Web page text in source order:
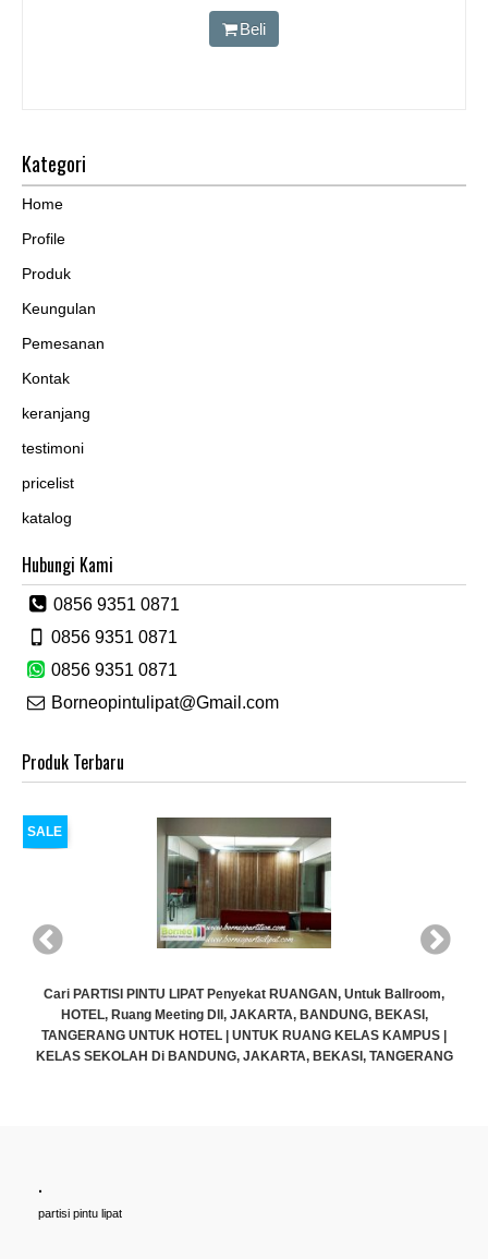
Beli
Kategori
Home
Profile
Produk
Keungulan
Pemesanan
Kontak
keranjang
testimoni
pricelist
katalog
Hubungi Kami
0856 9351 0871
0856 9351 0871
0856 9351 0871
Borneopintulipat@Gmail.com
Produk Terbaru
SALE
Cari PARTISI PINTU LIPAT Penyekat RUANGAN, Untuk Ballroom,
HOTEL, Ruang Meeting Dll, JAKARTA, BANDUNG, BEKASI,
TANGERANG UNTUK HOTEL | UNTUK RUANG KELAS KAMPUS |
KELAS SEKOLAH Di BANDUNG, JAKARTA, BEKASI, TANGERANG
.
partisi pintu lipat